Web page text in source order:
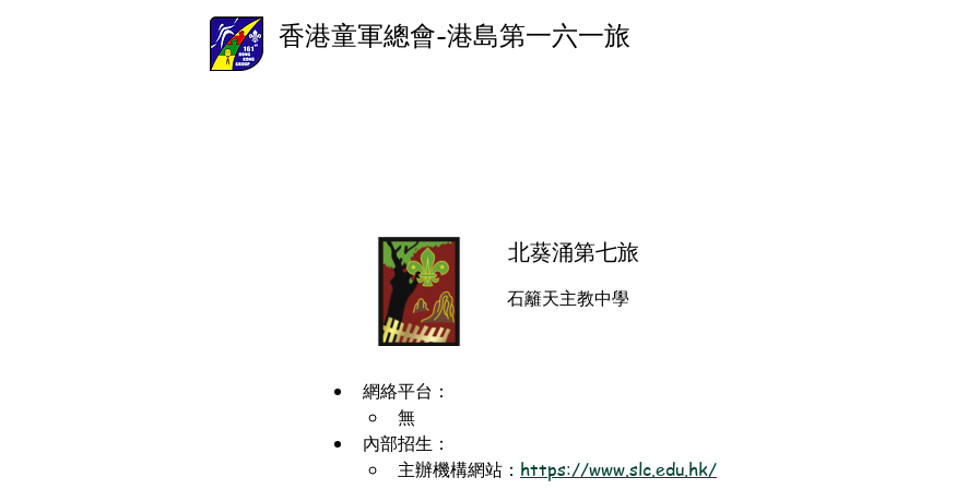
香港童軍總會-港島第一六一旅
北葵涌第七旅
石籬天主教中學
網絡平台：
無
內部招生：
主辦機構網站： https://www.slc.edu.hk/